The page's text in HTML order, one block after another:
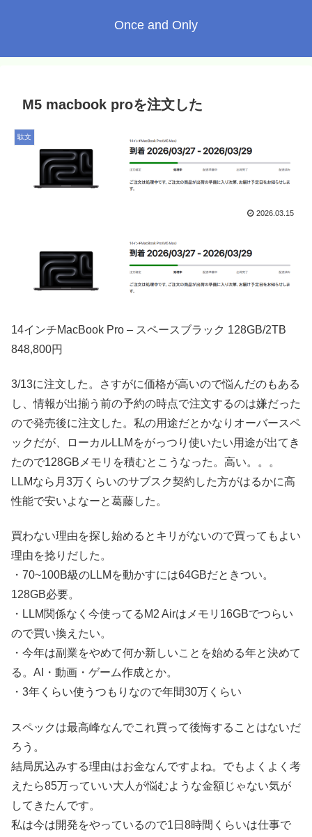
Once and Only
M5 macbook proを注文した
駄文
2026.03.15
14インチMacBook Pro – スペースブラック 128GB/2TB
848,800円
3/13に注文した。さすがに価格が高いので悩んだのもある
し、情報が出揃う前の予約の時点で注文するのは嫌だった
ので発売後に注文した。私の用途だとかなりオーバースペ
ックだが、ローカルLLMをがっつり使いたい用途が出てき
たので128GBメモリを積むとこうなった。高い。。。
LLMなら月3万くらいのサブスク契約した方がはるかに高
性能で安いよなーと葛藤した。
買わない理由を探し始めるとキリがないので買ってもよい
理由を捻りだした。
・70~100B級のLLMを動かすには64GBだときつい。
128GB必要。
・LLM関係なく今使ってるM2 Airはメモリ16GBでつらい
ので買い換えたい。
・今年は副業をやめて何か新しいことを始める年と決めて
る。AI・動画・ゲーム作成とか。
・3年くらい使うつもりなので年間30万くらい
スペックは最高峰なんでこれ買って後悔することはないだ
ろう。
結局尻込みする理由はお金なんですよね。でもよくよく考
えたら85万っていい大人が悩むような金額じゃない気が
してきたんです。
私は今は開発をやっているので1日8時間くらいは仕事で